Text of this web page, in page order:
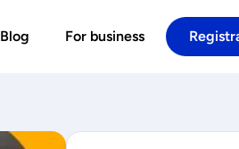
Blog For business